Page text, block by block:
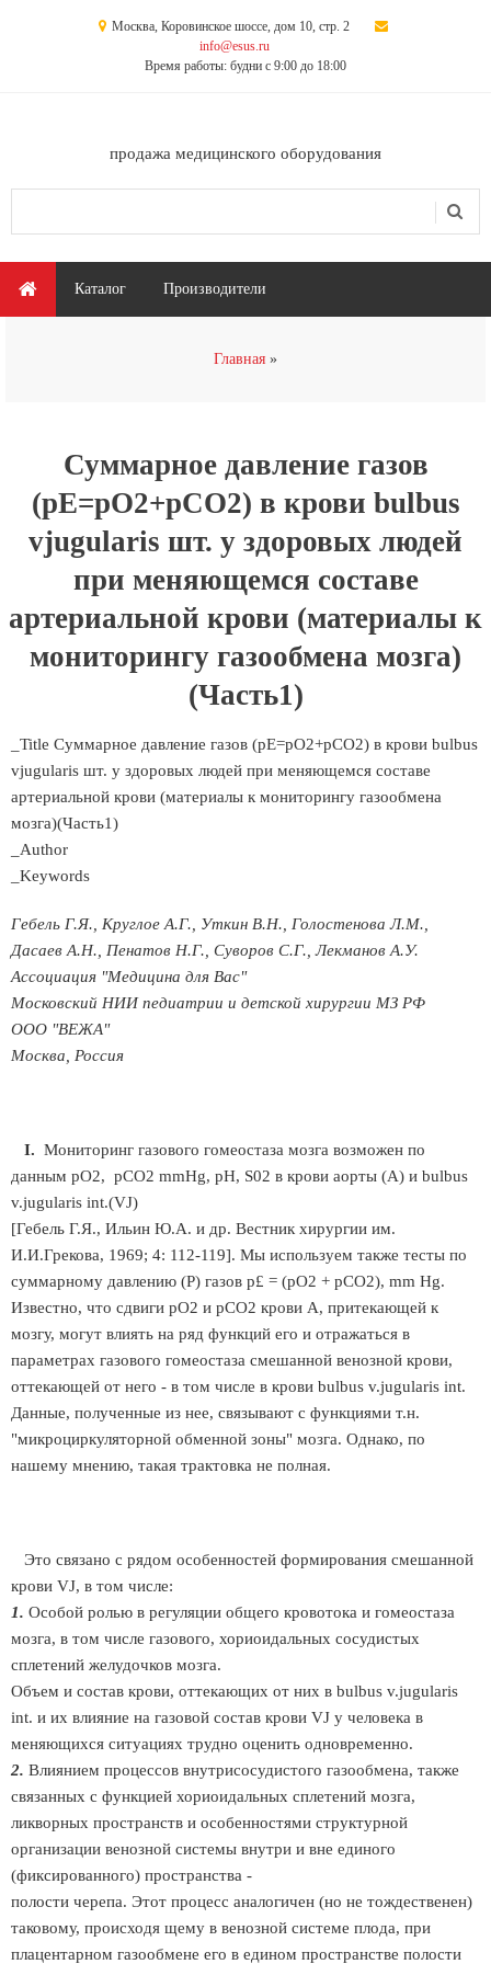
Москва, Коровинское шоссе, дом 10, стр. 2
info@esus.ru
Время работы: будни с 9:00 до 18:00
продажа медицинского оборудования
Главное меню
Каталог Производители
Главная
Суммарное давление газов
(рЕ=рO2+рСО2) в крови bulbus
vjugularis шт. у здоровых людей
при меняющемся составе
артериальной крови (материалы к
мониторингу газообмена мозга)
(Часть1)
_Title Суммарное давление газов (рЕ=рO2+рСО2) в крови bulbus
vjugularis шт. у здоровых людей при меняющемся составе
артериальной крови (материалы к мониторингу газообмена
мозга)(Часть1)
_Author
_Keywords
Гебель Г.Я., Круглое А.Г., Уткин В.Н., Голостенова Л.М.,
Дасаев А.Н., Пенатов Н.Г., Суворов С.Г., Лекманов А.У.
Ассоциация "Медицина для Вас"
Московский НИИ педиатрии и детской хирургии МЗ РФ
ООО "ВЕЖА"
Москва, Россия
I. Мониторинг газового гомеостаза мозга возможен по
данным рО2, рСО2 mmHg, pH, S02 в крови аорты (А) и bulbus
v.jugularis int.(VJ)
[Гебель Г.Я., Ильин Ю.А. и др. Вестник хирургии им.
И.И.Грекова, 1969; 4: 112-119]. Мы используем также тесты по
суммарному давлению (Р) газов р£ = (рО2 + рСО2), mm Hg.
Известно, что сдвиги рО2 и рСО2 крови А, притекающей к
мозгу, могут влиять на ряд функций его и отражаться в
параметрах газового гомеостаза смешанной венозной крови,
оттекающей от него - в том числе в крови bulbus v.jugularis int.
Данные, полученные из нее, связывают с функциями т.н.
"микроциркуляторной обменной зоны" мозга. Однако, по
нашему мнению, такая трактовка не полная.
Это связано с рядом особенностей формирования смешанной
крови VJ, в том числе:
1. Особой ролью в регуляции общего кровотока и гомеостаза
мозга, в том числе газового, хориоидальных сосудистых
сплетений желудочков мозга.
Объем и состав крови, оттекающих от них в bulbus v.jugularis
int. и их влияние на газовой состав крови VJ у человека в
меняющихся ситуациях трудно оценить одновременно.
2. Влиянием процессов внутрисосудистого газообмена, также
связанных с функцией хориоидальных сплетений мозга,
ликворных пространств и особенностями структурной
организации венозной системы внутри и вне единого
(фиксированного) пространства -
полости черепа. Этот процесс аналогичен (но не тождественен)
таковому, происходя щему в венозной системе плода, при
плацентарном газообмене его в едином пространстве полости